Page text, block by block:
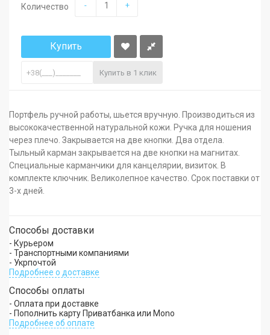
Количество - +
Купить
Купить в 1 клик
Портфель ручной работы, шьется вручную. Производиться из
высококачественной натуральной кожи. Ручка для ношения
через плечо. Закрывается на две кнопки. Два отдела.
Тыльный карман закрывается на две кнопки на магнитах.
Специальные карманчики для канцелярии, визиток. В
комплекте ключник. Великолепное качество. Срок поставки от
3-х дней.
Способы доставки
- Курьером
- Транспортными компаниями
- Укрпочтой
Подробнее о доставке
Способы оплаты
- Оплата при доставке
- Пополнить карту Приватбанка или Mono
Подробнее об оплате